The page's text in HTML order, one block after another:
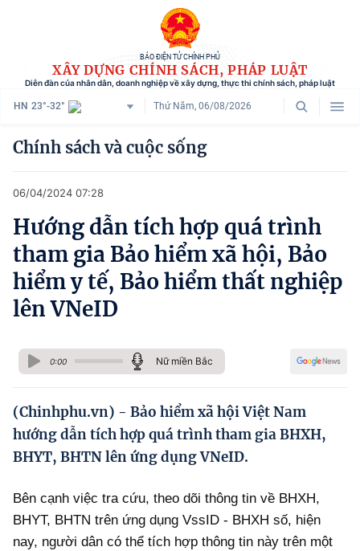
BÁO ĐIỆN TỬ CHÍNH PHỦ
XÂY DỰNG CHÍNH SÁCH, PHÁP LUẬT
Diễn đàn của nhân dân, doanh nghiệp về xây dựng, thực thi chính sách, pháp luật
HN 23°-32° Thứ Năm, 06/08/2026
Danh mục
Tham vấn chính sách
Người dân góp ý
Doanh nghiệp hiến kế
Hướng dẫn thực hiện chính sách
Phát triển kinh tế tư nhân và doanh nghiệp dân tộc
Ocop và chuỗi giá trị Nông sản
Kinh tế tư nhân
Doanh nghiệp dân tộc
Chính sách và cuộc sống
06/04/2024 07:28
Hướng dẫn tích hợp quá trình
tham gia Bảo hiểm xã hội, Bảo
hiểm y tế, Bảo hiểm thất nghiệp
lên VNeID
0:00 Nữ miền Bắc
(Chinhphu.vn) - Bảo hiểm xã hội Việt Nam
hướng dẫn tích hợp quá trình tham gia BHXH,
BHYT, BHTN lên ứng dụng VNeID.
Bên cạnh việc tra cứu, theo dõi thông tin về BHXH,
BHYT, BHTN trên ứng dụng VssID - BHXH số, hiện
nay, người dân có thể tích hợp thông tin này trên một